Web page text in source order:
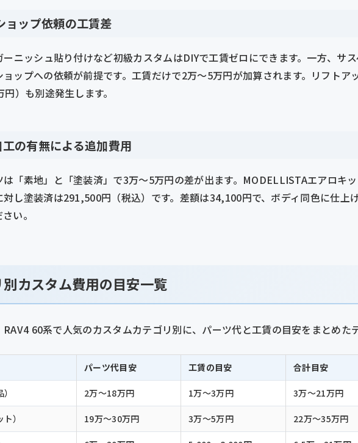
ョップ依頼の工賃差
ニッシュ貼り付けなど初級カスタムはDIYで工賃ゼロにできます。一方、サ
ップへの依頼が前提です。工賃だけで2万〜5万円が加算されます。リフトア
）も別途発生します。
の有無による追加費用
は「素地」と「塗装済」で3万〜5万円の差が出ます。MODELLISTAエアロキ
対し塗装済は291,500円（税込）です。差額は34,100円で、ボディ同色に仕上
い。
別カスタム費用の目安一覧
60系で人気のカスタムカテゴリ別に、パーツ代と工賃の目安をまとめた
パーツ代目安 工賃の目安 合計目安
2万〜18万円 1万〜3万円 3万〜21万円
） 19万〜30万円 3万〜5万円 22万〜35万円